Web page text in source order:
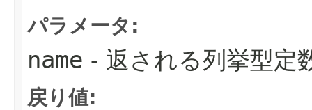
パラメータ:
name - 返される列挙型定
戻り値: